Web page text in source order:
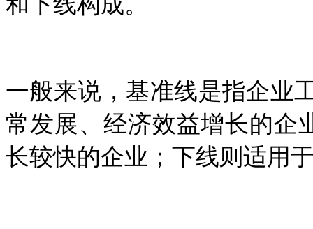
一般来说，基准线是指企业
常发展、经济效益增长的企
长较快的企业；下线则适用